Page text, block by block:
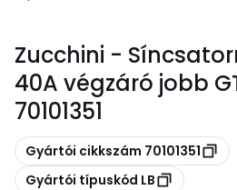
Zucchini -
40A végzáró jobb
70101351
Másolás
Gyártói cikkszám 70101351
Másolás
Gyártói típuskód LB